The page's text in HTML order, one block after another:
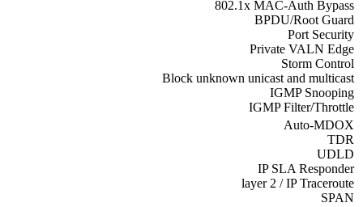
802.1x MAC-Auth Bypass
BPDU/Root Guard
Port Security
Private VALN Edge
Storm Control
Block unknown unicast and multicast
IGMP Snooping
IGMP Filter/Throttle
Auto-MDOX
TDR
UDLD
IP SLA Responder
layer 2 / IP Traceroute
SPAN